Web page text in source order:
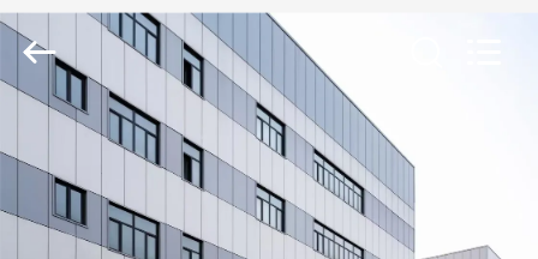
পণ্য
KaFa
Fabrication
All
Rights
Reserved.